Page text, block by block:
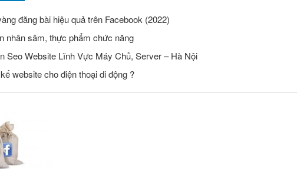
đăng bài hiệu quả trên Facebook (2022)
nhân sâm, thực phẩm chức năng
Tuyển Nhân Viên Seo Website Lĩnh Vực Máy Chủ, Server – Hà Nội
website cho điện thoại di động ?